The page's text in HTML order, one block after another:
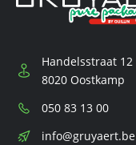
Handelsstraat 12
8020 Oostkamp
Téléphone:
050 83 13 00
E-
info@gruyaert.be